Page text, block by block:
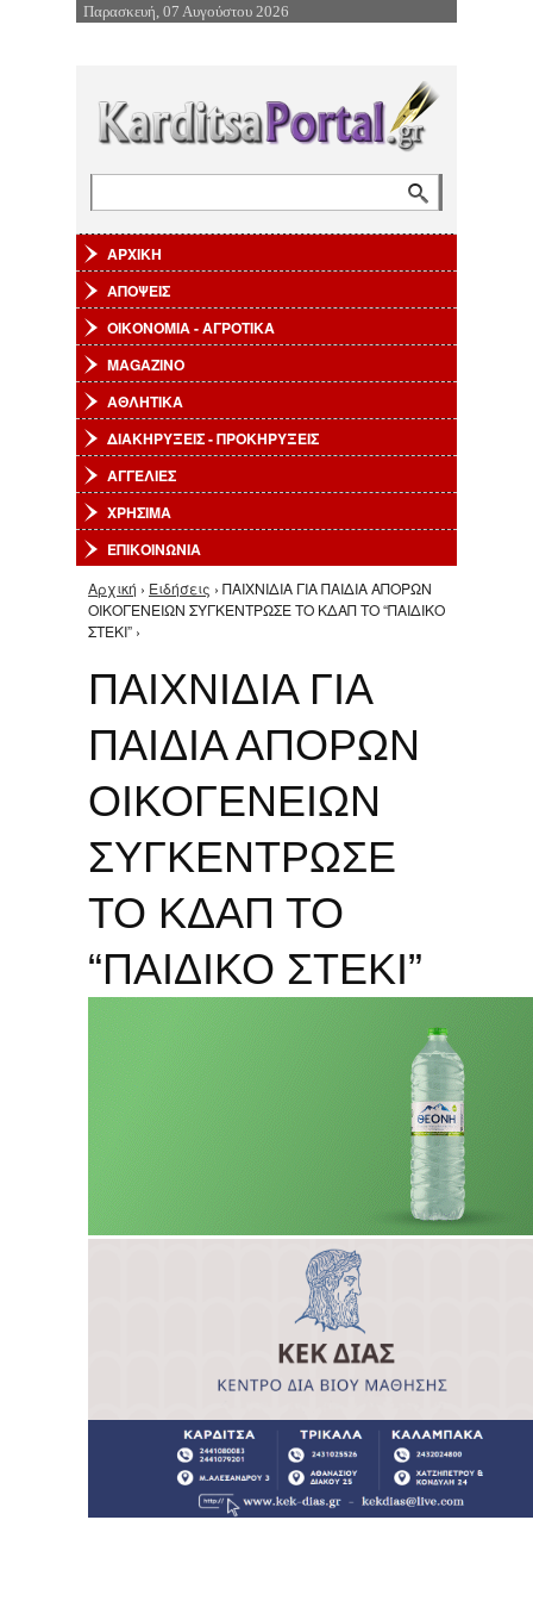
Επιστροφή στην Πλοήγηση
Παρασκευή, 07 Αυγούστου 2026
ΑΡΧΙΚΗ
ΑΠΟΨΕΙΣ
ΟΙΚΟΝΟΜΙΑ - ΑΓΡΟΤΙΚΑ
MAGAZINO
ΑΘΛΗΤΙΚΑ
ΔΙΑΚΗΡΥΞΕΙΣ - ΠΡΟΚΗΡΥΞΕΙΣ
ΑΓΓΕΛΙΕΣ
ΧΡΗΣΙΜΑ
ΕΠΙΚΟΙΝΩΝΙΑ
Είστε εδώ
Αρχική › Ειδήσεις › ΠΑΙΧΝΙΔΙΑ ΓΙΑ ΠΑΙΔΙΑ ΑΠΟΡΩΝ
ΟΙΚΟΓΕΝΕΙΩΝ ΣΥΓΚΕΝΤΡΩΣΕ ΤΟ ΚΔΑΠ ΤΟ “ΠΑΙΔΙΚΟ
ΣΤΕΚΙ” ›
ΠΑΙΧΝΙΔΙΑ ΓΙΑ
ΠΑΙΔΙΑ ΑΠΟΡΩΝ
ΟΙΚΟΓΕΝΕΙΩΝ
ΣΥΓΚΕΝΤΡΩΣΕ
ΤΟ ΚΔΑΠ ΤΟ
“ΠΑΙΔΙΚΟ ΣΤΕΚΙ”